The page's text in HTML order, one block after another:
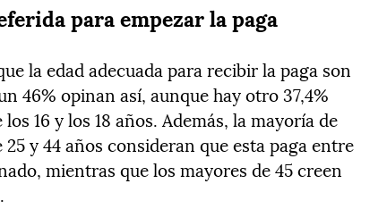
para empezar la paga
la edad adecuada para recibir la paga son
46% opinan así, aunque hay otro 37,4%
16 y los 18 años. Además, la mayoría de
y 44 años consideran que esta paga entre
mientras que los mayores de 45 creen